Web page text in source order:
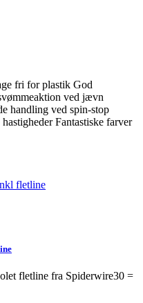
fri for plastik God
ved jævn
handling ved spin-stop
Fantastiske farver
fletline fra Spiderwire30 =